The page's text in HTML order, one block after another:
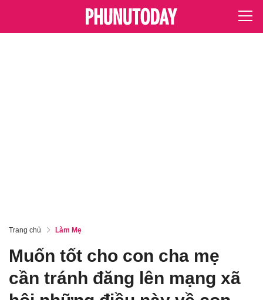
Trang chủ Làm Mẹ
Muốn tốt cho con cha mẹ
cần tránh đăng lên mạng xã